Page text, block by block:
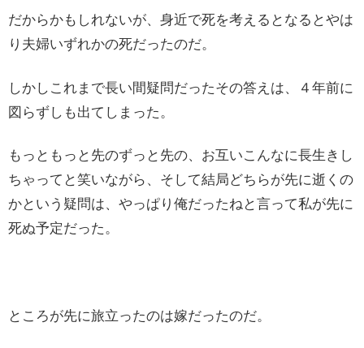
だからかもしれないが、身近で死を考えるとなるとやは
り夫婦いずれかの死だったのだ。
しかしこれまで長い間疑問だったその答えは、４年前に
図らずしも出てしまった。
もっともっと先のずっと先の、お互いこんなに長生きし
ちゃってと笑いながら、そして結局どちらが先に逝くの
かという疑問は、やっぱり俺だったねと言って私が先に
死ぬ予定だった。
ところが先に旅立ったのは嫁だったのだ。